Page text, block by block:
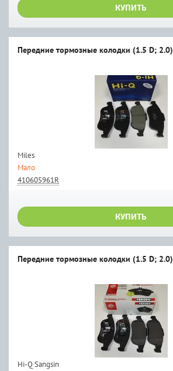
КУПИТЬ
Передние тормозные колодки (1.5 D; 2.0)
Miles
Мало
410605961R
КУПИТЬ
Передние тормозные колодки (1.5 D; 2.0)
Hi-Q Sangsin